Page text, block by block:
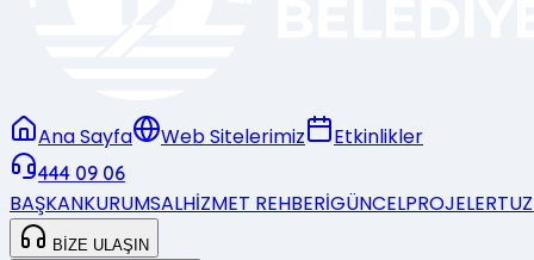
Ana Sayfa Web Sitelerimiz Etkinlikler
444 09 06
BAŞKANKURUMSALHİZMET REHBERİGÜNCELPROJELER
BİZE ULAŞIN